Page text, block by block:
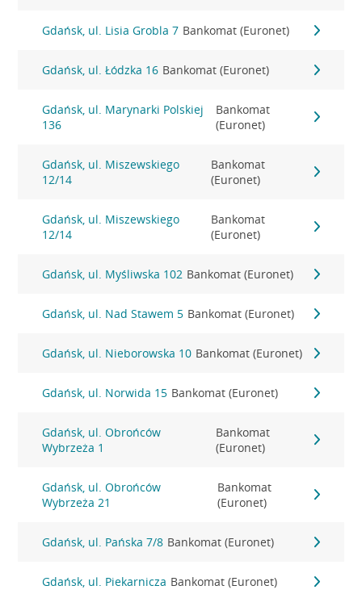
Gdańsk, ul. Lisia Grobla 7 Bankomat (Euronet)
Gdańsk, ul. Łódzka 16 Bankomat (Euronet)
Gdańsk, ul. Marynarki Polskiej
136
Bankomat
(Euronet)
Gdańsk, ul. Miszewskiego
12/14
Bankomat
(Euronet)
Gdańsk, ul. Miszewskiego
12/14
Bankomat
(Euronet)
Gdańsk, ul. Myśliwska 102 Bankomat (Euronet)
Gdańsk, ul. Nad Stawem 5 Bankomat (Euronet)
Gdańsk, ul. Nieborowska 10 Bankomat (Euronet)
Gdańsk, ul. Norwida 15 Bankomat (Euronet)
Gdańsk, ul. Obrońców
Wybrzeża 1
Bankomat
(Euronet)
Gdańsk, ul. Obrońców
Wybrzeża 21
Bankomat
(Euronet)
Gdańsk, ul. Pańska 7/8 Bankomat (Euronet)
Gdańsk, ul. Piekarnicza Bankomat (Euronet)